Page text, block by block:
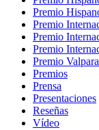
Premio
Premio
Premio
Premio
Premio
Premios
Prensa
Presentaciones
Reseñas
Vídeo